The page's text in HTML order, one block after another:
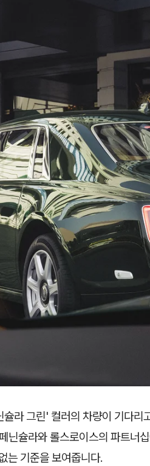
라 그린' 컬러의 차량이 기다리
슐라와 롤스로이스의 파트너
는 기준을 보여줍니다.